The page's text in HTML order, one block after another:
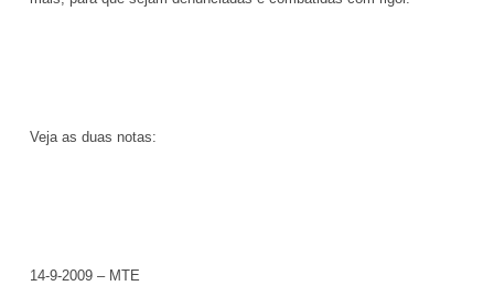
Veja as duas notas:
14-9-2009 – MTE